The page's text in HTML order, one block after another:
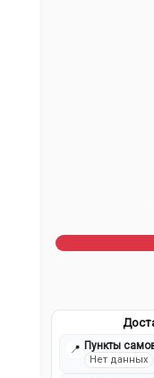
📍 Пункты
Нет данных